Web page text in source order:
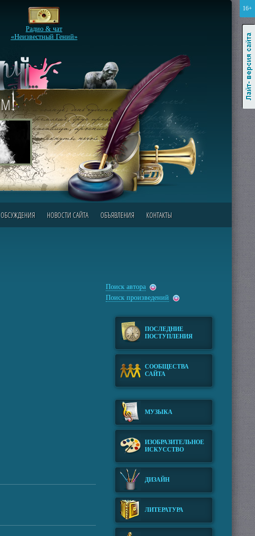
16+
Радио & чат
«Неизвестный Гений»
ОБСУЖДЕНИЯ НОВОСТИ САЙТА ОБЪЯВЛЕНИЯ КОНТАКТЫ
Поиск автора
Поиск произведений
ПОСЛЕДНИЕ
ПОСТУПЛЕНИЯ
СООБЩЕСТВА
САЙТА
МУЗЫКА
ИЗОБРАЗИТЕЛЬНОЕ
ИСКУССТВО
ДИЗАЙН
ЛИТЕРАТУРА